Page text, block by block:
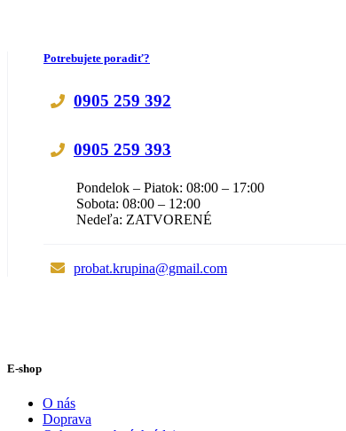
Potrebujete poradiť?
0905 259 392
0905 259 393
Pondelok – Piatok: 08:00 – 17:00
Sobota: 08:00 – 12:00
Nedeľa: ZATVORENÉ
probat.krupina@gmail.com
E-shop
O nás
Doprava